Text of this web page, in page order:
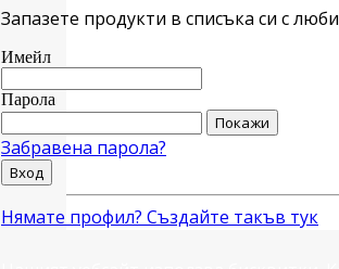
Запазете продукти в списъка си с
Имейл
Парола
Покажи
Забравена парола?
Вход
Нямате профил? Създайте такъв тук